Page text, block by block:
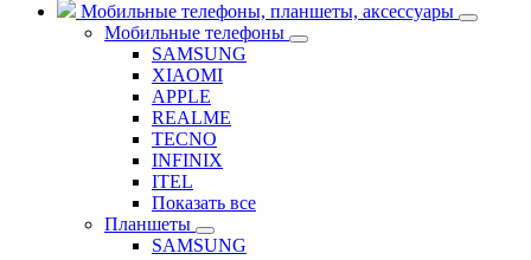
Мобильные телефоны, планшеты, аксессуары
Мобильные телефоны
SAMSUNG
XIAOMI
APPLE
REALME
TECNO
INFINIX
ITEL
Показать все
Планшеты
SAMSUNG